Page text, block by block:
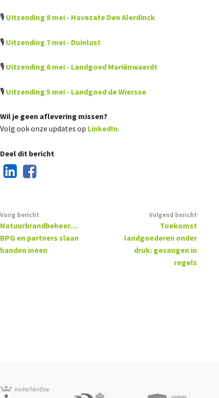
🎙️ Uitzending 8 mei - Havezate Den Alerdinck
🎙️ Uitzending 7 mei - Duinlust
🎙️ Uitzending 6 mei - Landgoed Mariënwaerdt
🎙️ Uitzending 5 mei - Landgoed de Wiersse
Wil je geen aflevering missen?
Volg ook onze updates op LinkedIn.
Deel dit bericht
Vorig bericht
Natuurbrandbeheersplan:
BPG en partners slaan
handen ineen
Volgend bericht
Toekomst
landgoederen onder
druk: gevangen in
regels